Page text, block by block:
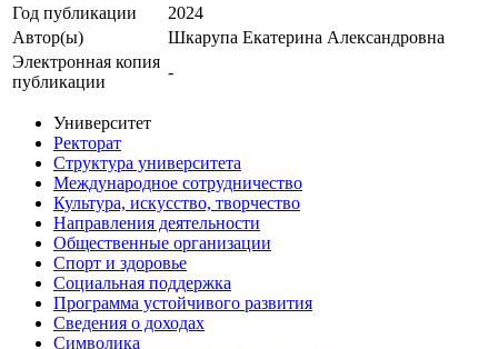
Год публикации
2024
Автор(ы)
Шкарупа Екатерина Александровна
Электронная копия
публикации
-
Университет
Ректорат
Структура университета
Международное сотрудничество
Культура, искусство, творчество
Направления деятельности
Общественные организации
Спорт и здоровье
Социальная поддержка
Программа устойчивого развития
Сведения о доходах
Символика